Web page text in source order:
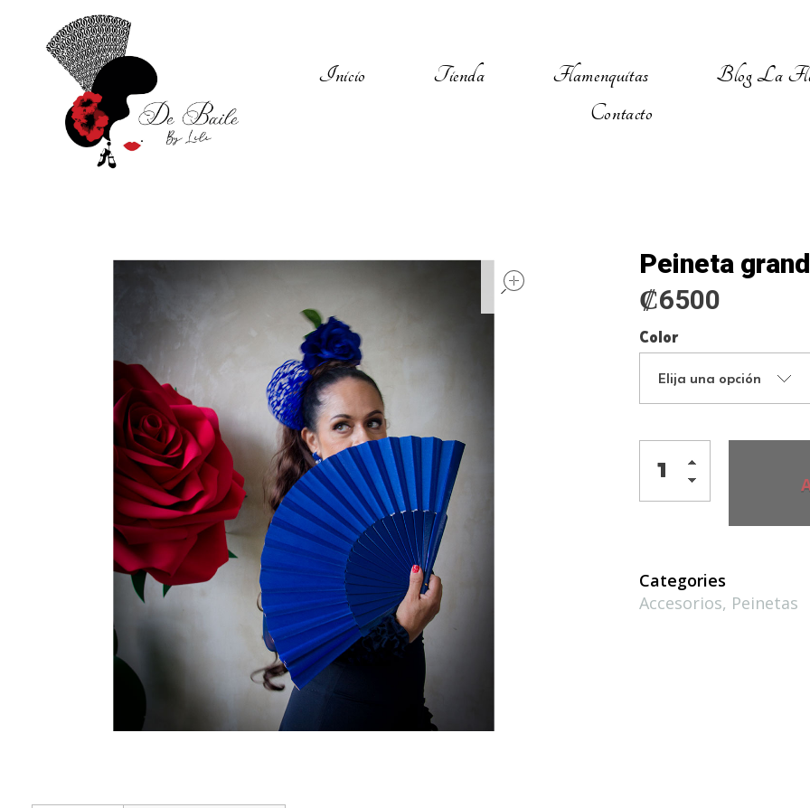
Inicio Tienda Flamenquitas
Blog La
Contacto
Peineta
₡6500
Color
Categories
Accesorios, Peinetas